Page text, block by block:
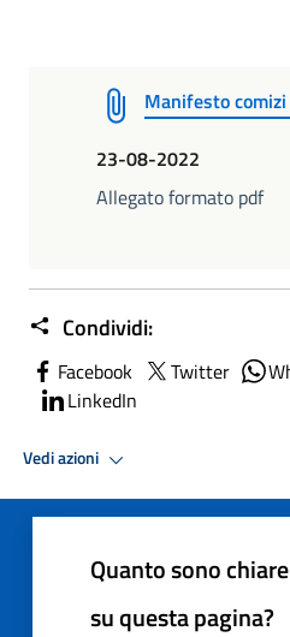
Manifesto
23-08-2022
Allegato formato pdf
Condividi:
Facebook Twitter
LinkedIn
Vedi azioni
Quanto sono
su questa pagina?